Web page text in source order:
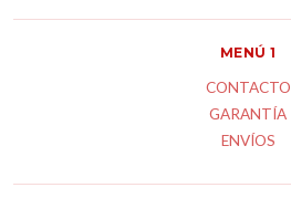
MENÚ 1
CONTACTO
GARANTÍA
ENVÍOS